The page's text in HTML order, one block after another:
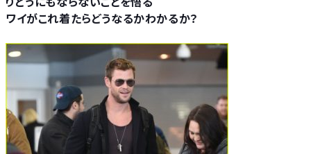
ワイがこれ着たらどうなるかわかるか？